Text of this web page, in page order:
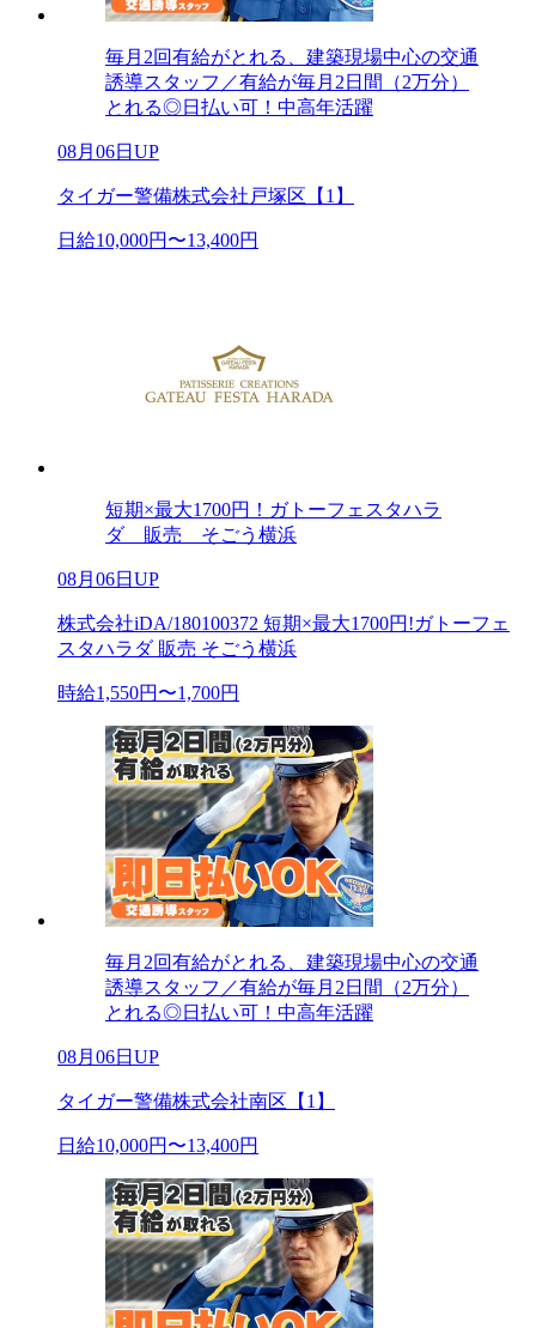
毎月2回有給がとれる、建築現場中心の交通
誘導スタッフ／有給が毎月2日間（2万分）
とれる◎日払い可！中高年活躍
08月06日UP
タイガー警備株式会社戸塚区【1】
日給10,000円〜13,400円
短期×最大1700円！ガトーフェスタハラ
ダ 販売 そごう横浜
08月06日UP
株式会社iDA/180100372 短期×最大1700円!ガトーフェ
スタハラダ 販売 そごう横浜
時給1,550円〜1,700円
毎月2回有給がとれる、建築現場中心の交通
誘導スタッフ／有給が毎月2日間（2万分）
とれる◎日払い可！中高年活躍
08月06日UP
タイガー警備株式会社南区【1】
日給10,000円〜13,400円